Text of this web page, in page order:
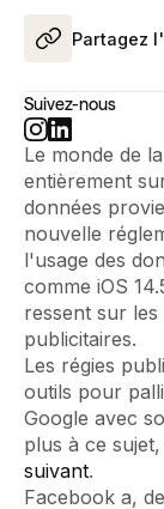
Partagez
Suivez-nous
Le monde de
entièrement
données
nouvelle
l'usage des
comme iOS
ressent sur
publicitaires.
Les régies
outils pour
Google avec
plus à ce
suivant.
Facebook a,